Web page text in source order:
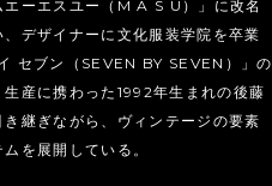
ーエスユー（M A S U）」に改名
デザイナーに文化服装学院を卒業
セブン（SEVEN BY SEVEN）」の
産に携わった1992年生まれの後藤
継ぎながら、ヴィンテージの要素
を展開している。